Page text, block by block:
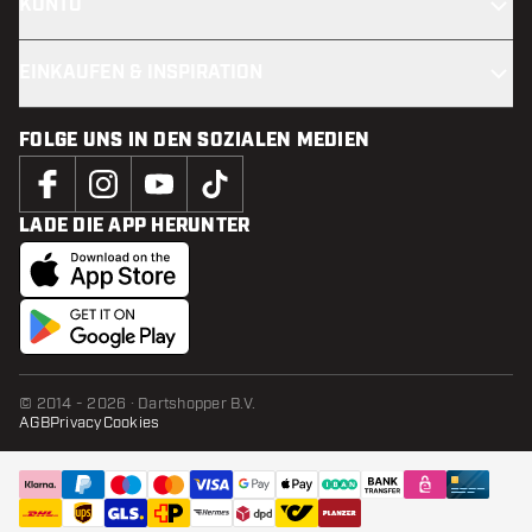
FOLGE UNS IN DEN SOZIALEN MEDIEN
LADE DIE APP HERUNTER
© 2014 - 2026 · Dartshopper B.V.
AGBPrivacyCookies